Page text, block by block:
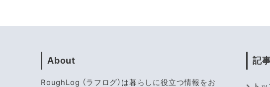
About
RoughLog （ラフログ）は暮らしに役立つ情報をお
記